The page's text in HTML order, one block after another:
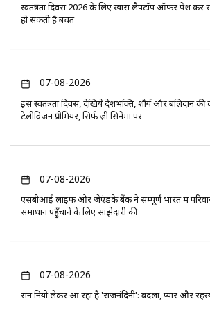
स्वतंत्रता दिवस 2026 के लिए खास लैपटॉप ऑफर पेश कर
हो सकती है बचत
07-08-2026
इस स्वतंत्रता दिवस, देखिये देशभक्ति, शौर्य और बलिदान की
टेलीविजन प्रीमियर, सिर्फ ज़ी सिनेमा पर
07-08-2026
एसबीआई लाइफ और जेएंडके बैंक ने सम्पूर्ण भारत में
समाधान पहुँचाने के लिए साझेदारी की
07-08-2026
सन नियो लेकर आ रहा है 'राजनंदिनी': बदला, प्यार और